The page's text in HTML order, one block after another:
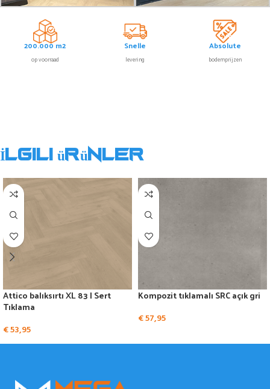
200.000 m2
op voorraad
Snelle
levering
Absolute
bodemprijzen
İlgili ürünler
Attico balıksırtı XL 83 | Sert
Tıklama
€53,95
Kompozit tıklamalı SRC açık gri
€57,95